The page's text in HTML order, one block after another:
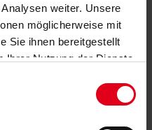
weiter. Unsere
möglicherweise mit
Sie ihnen bereitgestellt
Ihrer Nutzung der Dienste